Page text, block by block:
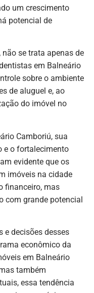
um crescimento
potencial de
se trata apenas de
em Balneário
sobre o ambiente
de aluguel e, ao
do imóvel no
Camboriú, sua
e o fortalecimento
evidente que os
imóveis na cidade
financeiro, mas
com grande potencial
e decisões desses
econômico da
em Balneário
também
essa tendência